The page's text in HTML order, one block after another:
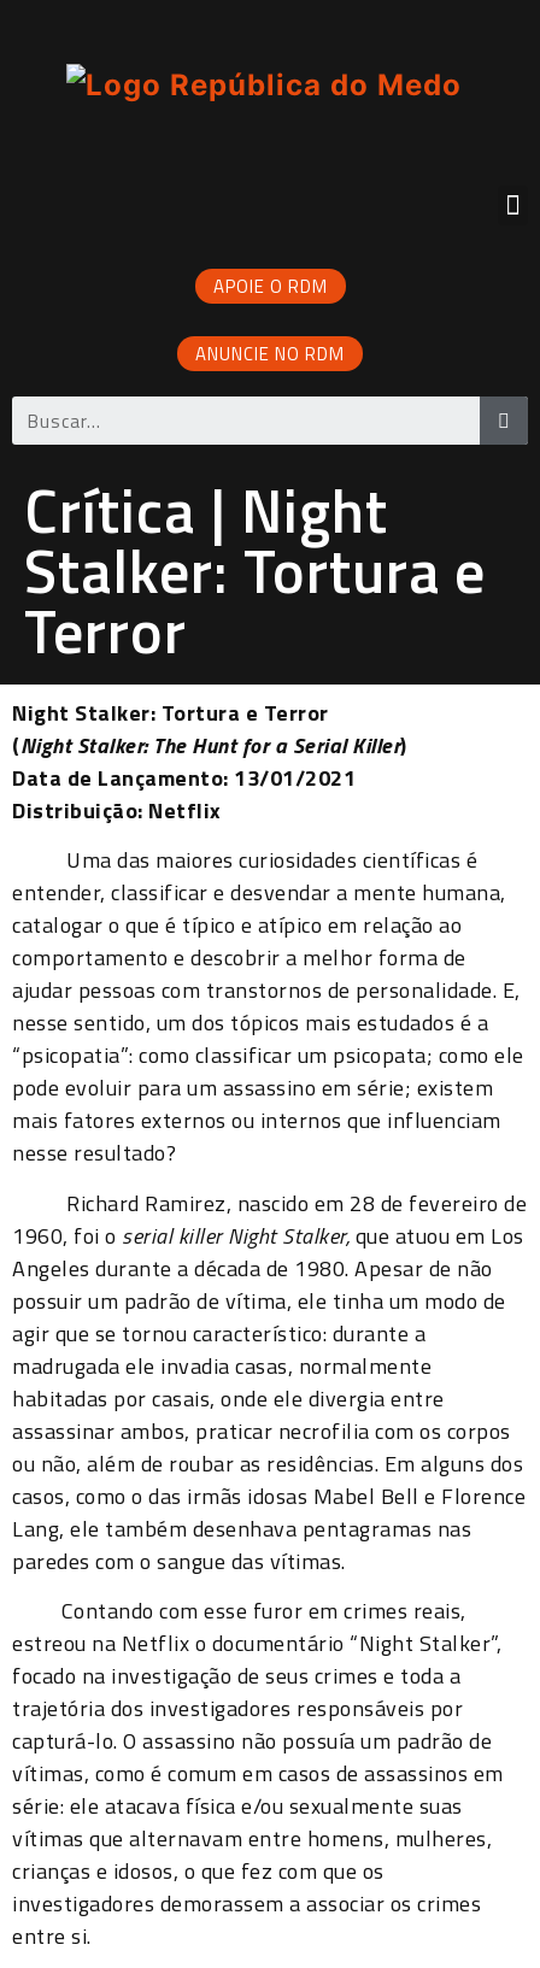
APOIE O RDM
ANUNCIE NO RDM
Crítica | Night
Stalker: Tortura e
Terror
Night Stalker: Tortura e Terror
(Night Stalker: The Hunt for a Serial Killer)
Data de Lançamento: 13/01/2021
Distribuição: Netflix
Uma das maiores curiosidades científicas é
entender, classificar e desvendar a mente humana,
catalogar o que é típico e atípico em relação ao
comportamento e descobrir a melhor forma de
ajudar pessoas com transtornos de personalidade. E,
nesse sentido, um dos tópicos mais estudados é a
“psicopatia”: como classificar um psicopata; como ele
pode evoluir para um assassino em série; existem
mais fatores externos ou internos que influenciam
nesse resultado?
Richard Ramirez, nascido em 28 de fevereiro de
1960, foi o serial killer Night Stalker,que atuou em Los
Angeles durante a década de 1980. Apesar de não
possuir um padrão de vítima, ele tinha um modo de
agir que se tornou característico: durante a
madrugada ele invadia casas, normalmente
habitadas por casais, onde ele divergia entre
assassinar ambos, praticar necrofilia com os corpos
ou não, além de roubar as residências. Em alguns dos
casos, como o das irmãs idosas Mabel Bell e Florence
Lang, ele também desenhava pentagramas nas
paredes com o sangue das vítimas.
Contando com esse furor em crimes reais,
estreou na Netflix o documentário “Night Stalker”,
focado na investigação de seus crimes e toda a
trajetória dos investigadores responsáveis por
capturá-lo. O assassino não possuía um padrão de
vítimas, como é comum em casos de assassinos em
série: ele atacava física e/ou sexualmente suas
vítimas que alternavam entre homens, mulheres,
crianças e idosos, o que fez com que os
investigadores demorassem a associar os crimes
entre si.